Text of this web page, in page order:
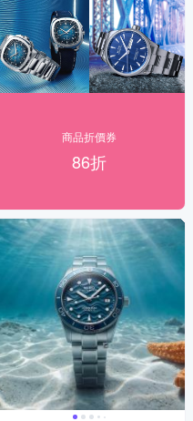
商品折價券
86折